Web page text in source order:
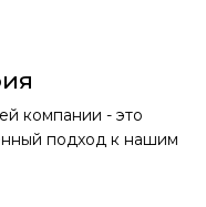
компании - это
подход к нашим